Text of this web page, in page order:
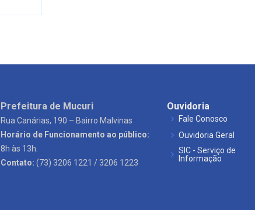
Prefeitura de Mucuri
Rua Canárias, 190 – Bairro Malvinas
Horário de Funcionamento ao público:
8h às 13h.
Contato: (73) 3206 1221 / 3206 1223
Ouvidoria
Fale Conosco
Ouvidoria Geral
SIC - Serviço de
Informação